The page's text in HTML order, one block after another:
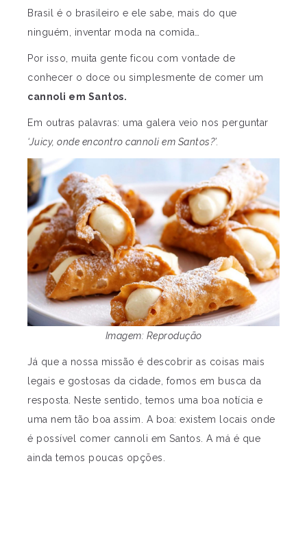
Brasil é o brasileiro e ele sabe, mais do que
ninguém, inventar moda na comida…
Por isso, muita gente ficou com vontade de
conhecer o doce ou simplesmente de comer um
cannoli em Santos.
Em outras palavras: uma galera veio nos perguntar
‘Juicy, onde encontro cannoli em Santos?’.
Imagem: Reprodução
Já que a nossa missão é descobrir as coisas mais
legais e gostosas da cidade, fomos em busca da
resposta. Neste sentido, temos uma boa notícia e
uma nem tão boa assim. A boa: existem locais onde
é possível comer cannoli em Santos. A má é que
ainda temos poucas opções.